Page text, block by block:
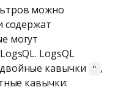
можно
содержат
могут
LogsQL
кавычки
" ,
кавычки: